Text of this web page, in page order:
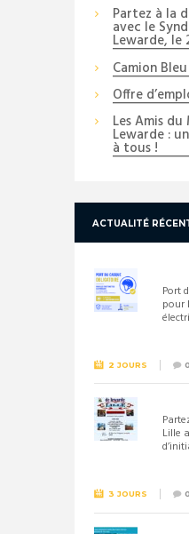
Partez à la
avec le
Lewarde, le
Camion
Offre
Les Amis
Lewarde :
à tous !
ACTUALITÉ
Port
pour
2 JOURS 0
Lille
3 JOURS 0